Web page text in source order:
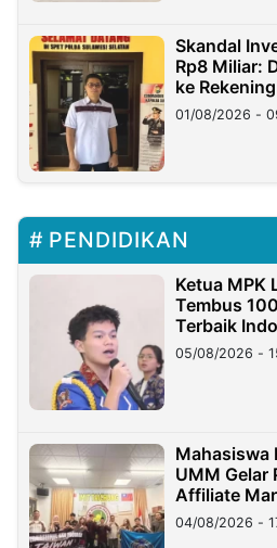
Skandal
Rp8 Miliar:
ke
Timur
01/08/2026 -
PENDIDIKAN
Ketua MPK
Tembus
Terbaik
05/08/2026 -
Mahasiswa
UMM Gelar
Affiliate
Migran
04/08/2026 -